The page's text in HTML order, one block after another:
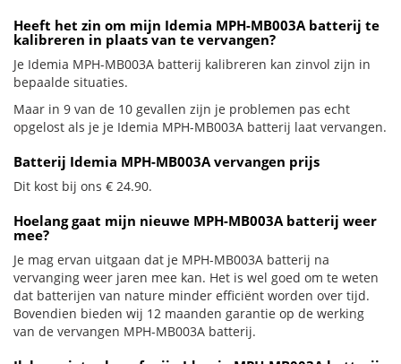
Heeft het zin om mijn Idemia MPH-MB003A batterij te
kalibreren in plaats van te vervangen?
Je Idemia MPH-MB003A batterij kalibreren kan zinvol zijn in
bepaalde situaties.
Maar in 9 van de 10 gevallen zijn je problemen pas echt
opgelost als je je Idemia MPH-MB003A batterij laat vervangen.
Batterij Idemia MPH-MB003A vervangen prijs
Dit kost bij ons € 24.90.
Hoelang gaat mijn nieuwe MPH-MB003A batterij weer
mee?
Je mag ervan uitgaan dat je MPH-MB003A batterij na
vervanging weer jaren mee kan. Het is wel goed om te weten
dat batterijen van nature minder efficiënt worden over tijd.
Bovendien bieden wij 12 maanden garantie op de werking
van de vervangen MPH-MB003A batterij.